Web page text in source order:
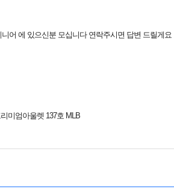
어 에 있으신분 모십니다 연락주시면 답변 드릴게요
미엄아울렛 137호 MLB